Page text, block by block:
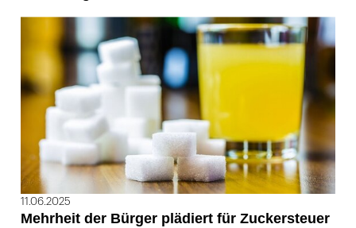
11.06.2025
Mehrheit der Bürger plädiert für Zuckersteuer